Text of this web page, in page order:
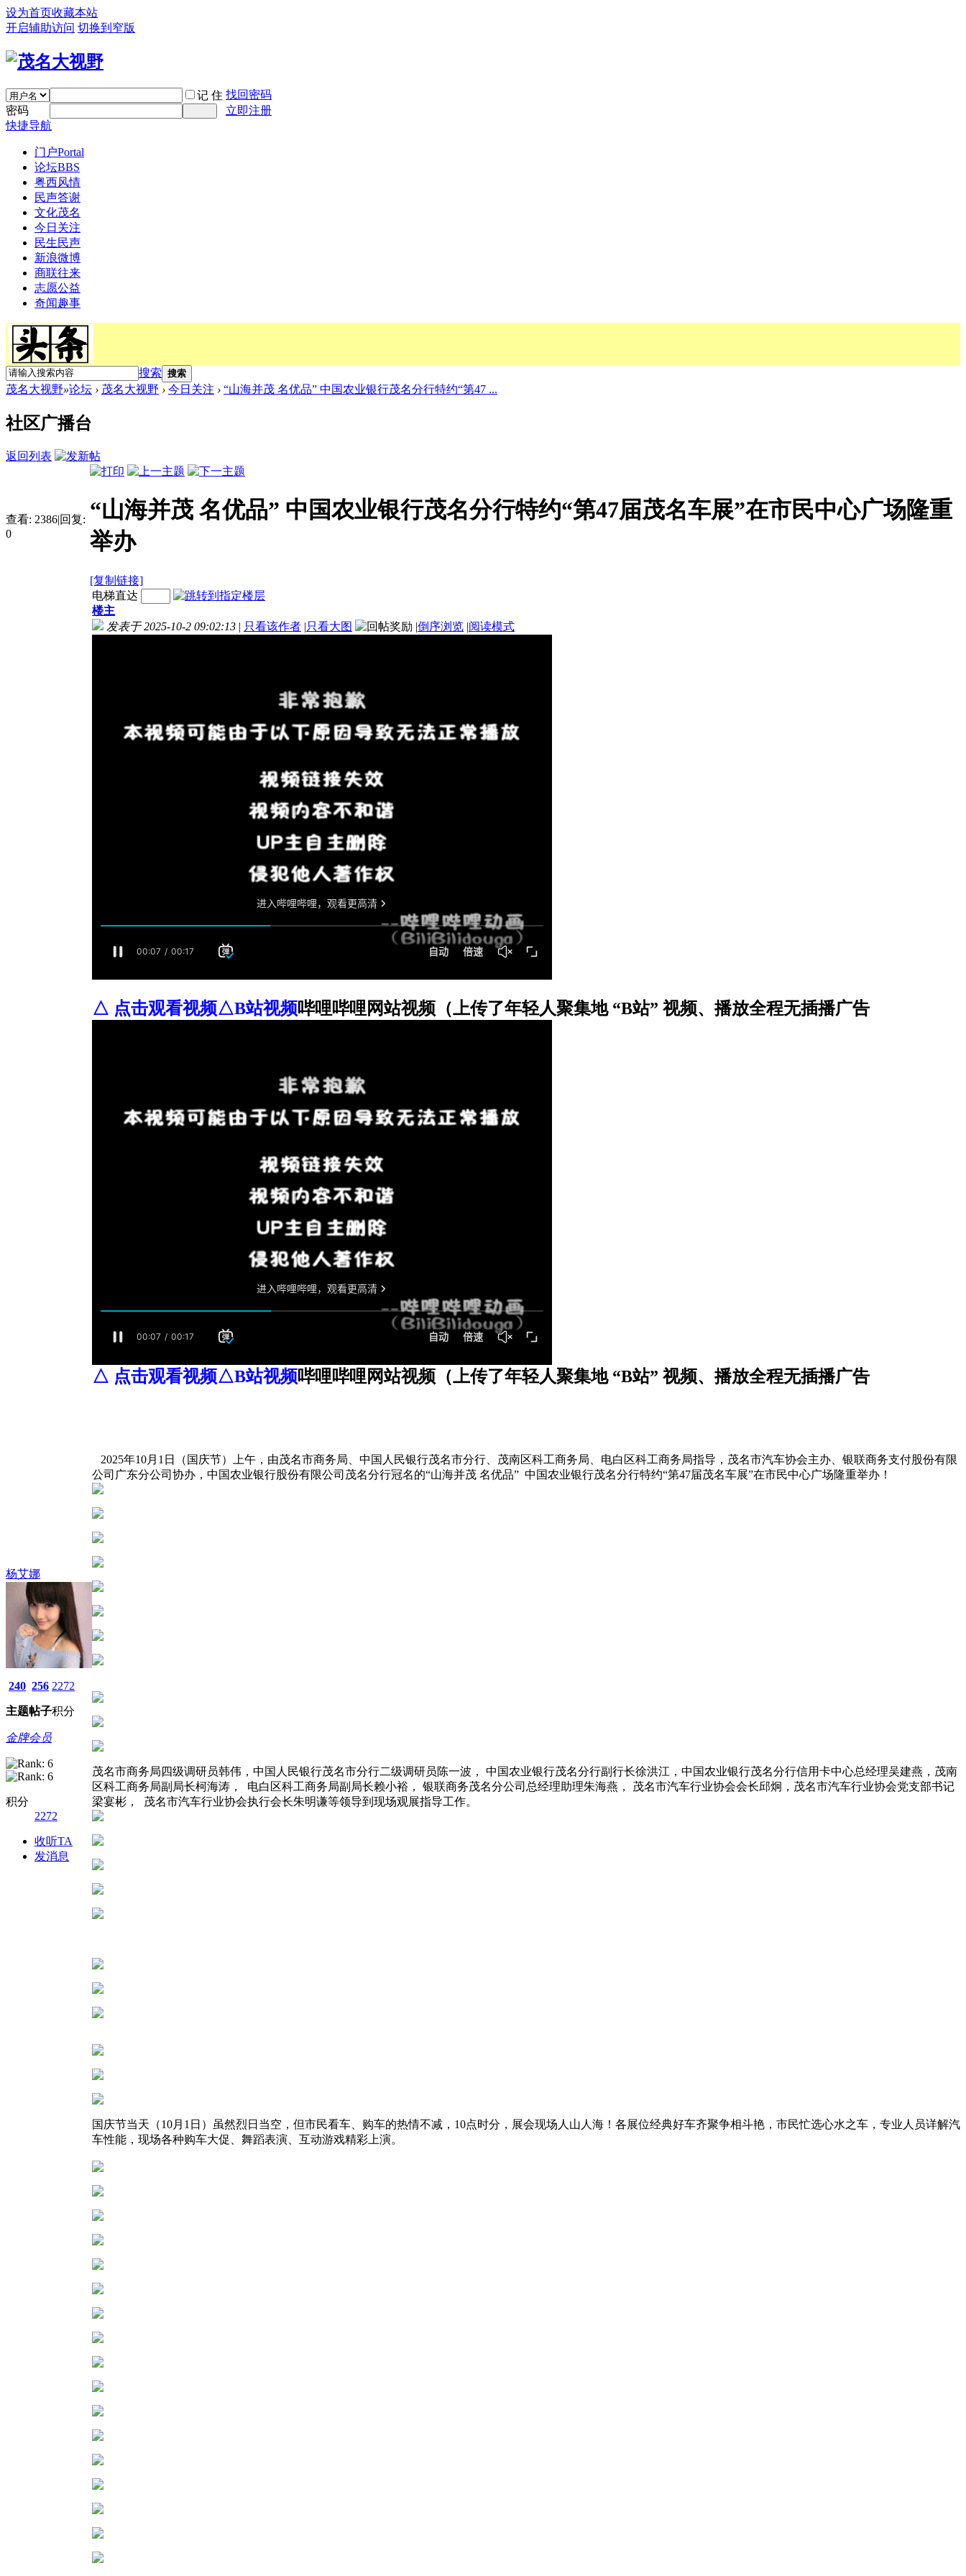
设为首页收藏本站
开启辅助访问 切换到窄版
记 住 找回密码
密码
立即注册
快捷导航
门户Portal
论坛BBS
粤西风情
民声答谢
文化茂名
今日关注
民生民声
新浪微博
商联往来
志愿公益
奇闻趣事
搜索 搜索
茂名大视野»论坛 › 茂名大视野 › 今日关注 › “山海并茂 名优品” 中国农业银行茂名分行特约“第47 ...
社区广播台
返回列表
查看: 2386|回复:
0
“山海并茂 名优品” 中国农业银行茂名分行特约“第47届茂名车展”在市民中心广场隆重
举办
[复制链接]
杨艾娜
240
主题
256
帖子
2272
积分
金牌会员
积分
2272
收听TA
发消息
电梯直达
楼主
发表于 2025-10-2 09:02:13 | 只看该作者 |只看大图 |倒序浏览 |阅读模式
△ 点击观看视频△B站视频哔哩哔哩网站视频 （上传了年轻人聚集地 “B站” 视频、播放全程无插播广告
△ 点击观看视频△B站视频哔哩哔哩网站视频 （上传了年轻人聚集地 “B站” 视频、播放全程无插播广告
2025年10月1日（国庆节）上午，由茂名市商务局、中国人民银行茂名市分行、茂南区科工商务局、电白区科工商务局指导，茂名市汽车协会主办、银联商务支付股份有限
公司广东分公司协办，中国农业银行股份有限公司茂名分行冠名的“山海并茂 名优品” 中国农业银行茂名分行特约“第47届茂名车展”在市民中心广场隆重举办！
茂名市商务局四级调研员韩伟，中国人民银行茂名市分行二级调研员陈一波， 中国农业银行茂名分行副行长徐洪江，中国农业银行茂名分行信用卡中心总经理吴建燕，茂南
区科工商务局副局长柯海涛， 电白区科工商务局副局长赖小裕， 银联商务茂名分公司总经理助理朱海燕， 茂名市汽车行业协会会长邱炯，茂名市汽车行业协会党支部书记
梁宴彬， 茂名市汽车行业协会执行会长朱明谦等领导到现场观展指导工作。
国庆节当天（10月1日）虽然烈日当空，但市民看车、购车的热情不减，10点时分，展会现场人山人海！各展位经典好车齐聚争相斗艳，市民忙选心水之车，专业人员详解汽
车性能，现场各种购车大促、舞蹈表演、互动游戏精彩上演。